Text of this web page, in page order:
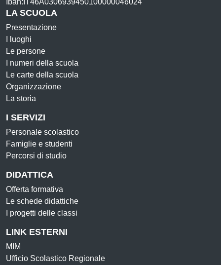
Iban:IT46A0306939450100000046024
LA SCUOLA
Presentazione
I luoghi
Le persone
I numeri della scuola
Le carte della scuola
Organizzazione
La storia
I SERVIZI
Personale scolastico
Famiglie e studenti
Percorsi di studio
DIDATTICA
Offerta formativa
Le schede didattiche
I progetti delle classi
LINK ESTERNI
MIM
Ufficio Scolastico Regionale